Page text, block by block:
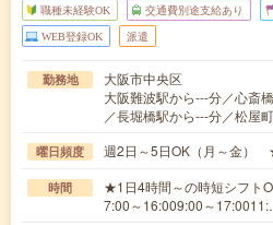
職種未経験OK 交通費別途支給あり
WEB登録OK 派遣
勤務地
大阪市中央区
大阪難波駅から---分／心斎
／長堀橋駅から---分／松屋
曜日頻度 週2日～5日OK（月～金）
時間
★1日4時間～の時短シフト
7:00～16:009:00～